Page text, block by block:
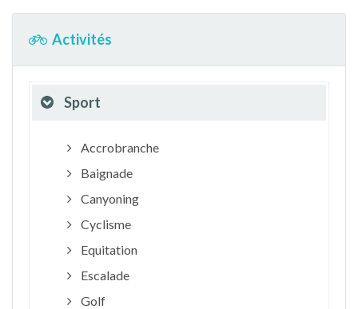
Activités
Sport
Accrobranche
Baignade
Canyoning
Cyclisme
Equitation
Escalade
Golf